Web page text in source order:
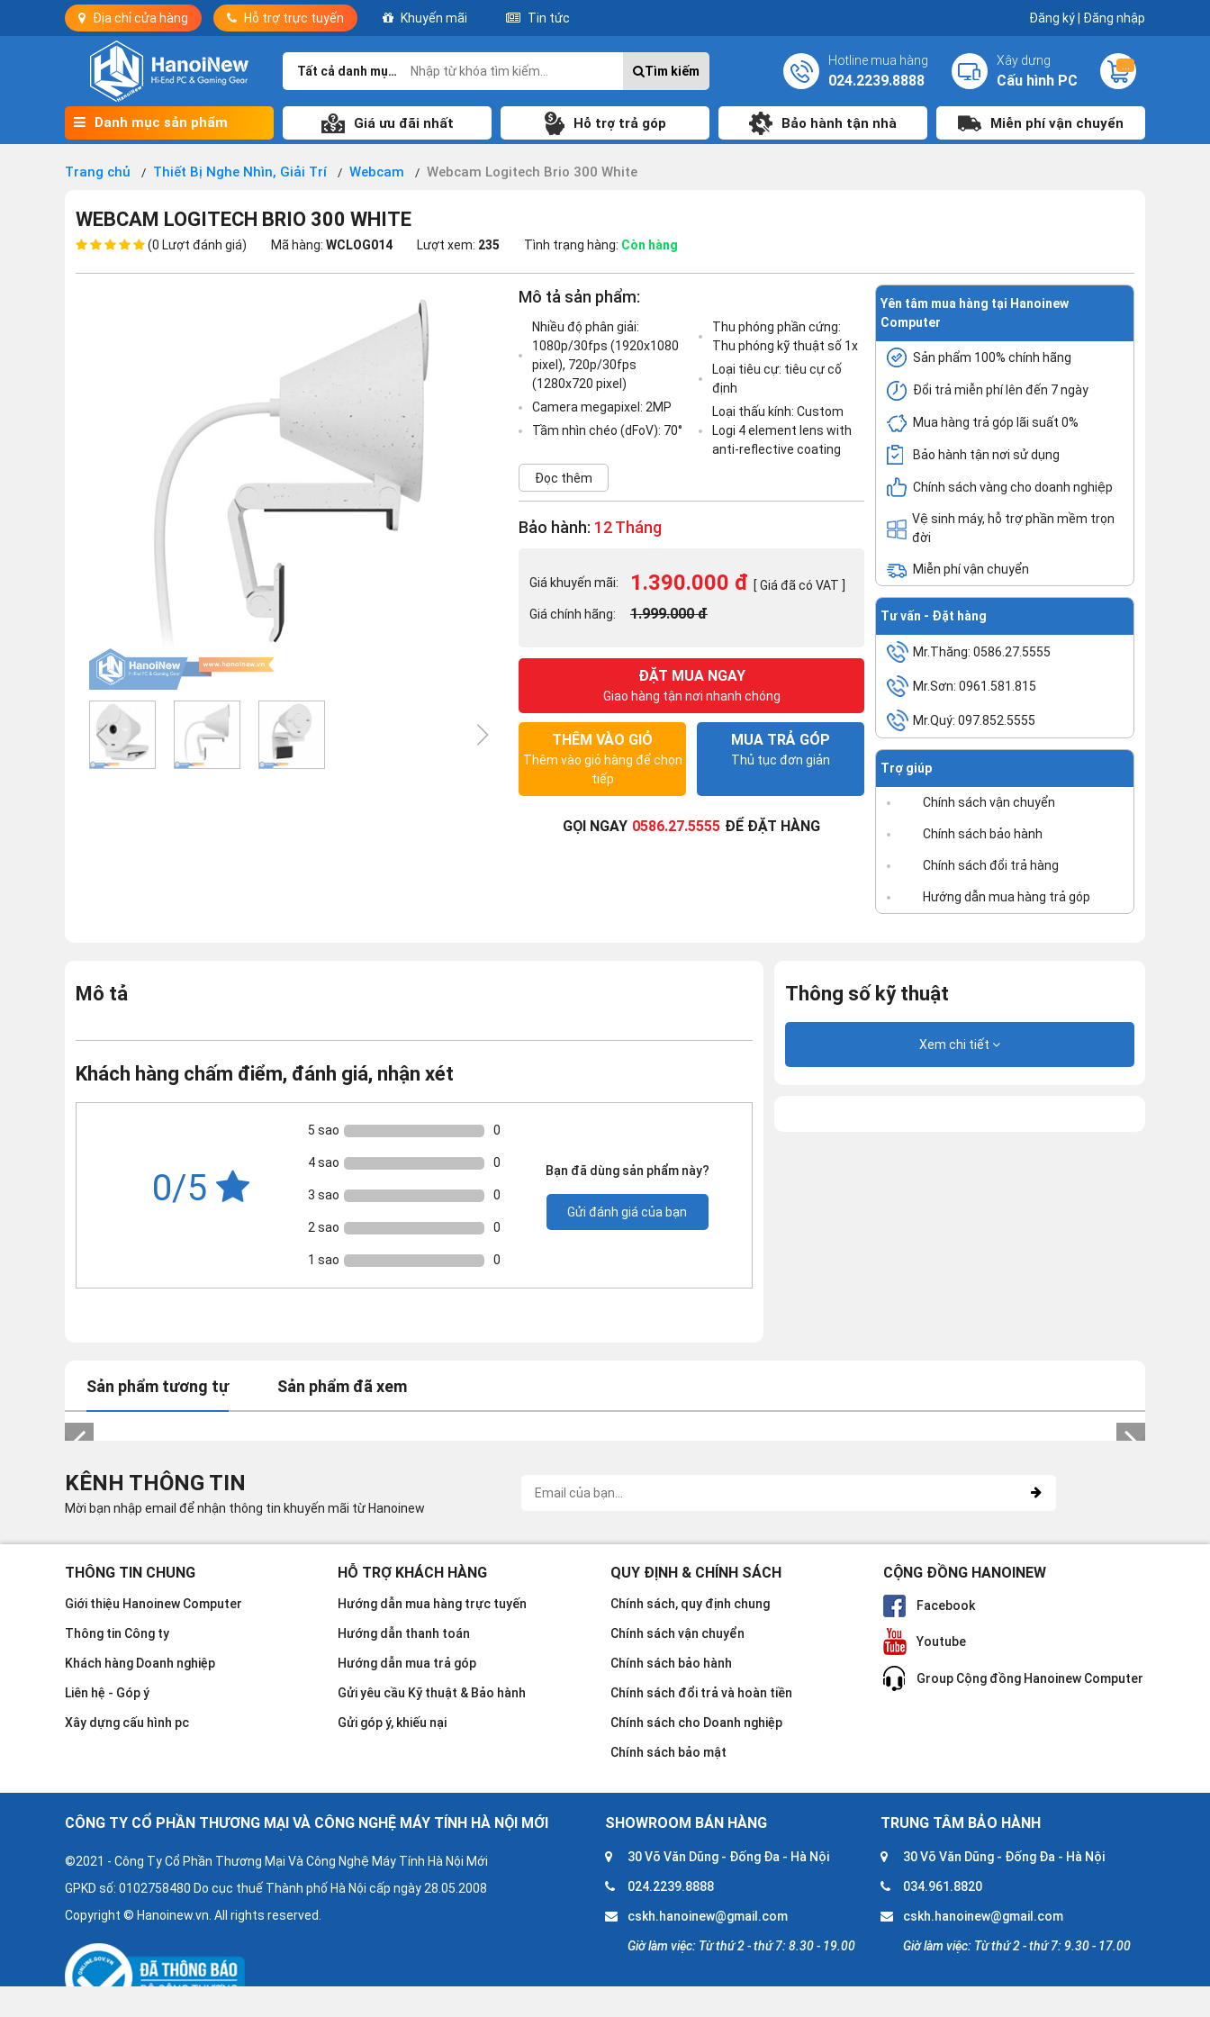
Địa chỉ cửa hàng Hỗ trợ trực tuyến Khuyến mãi Tin tức Đăng ký| Đăng nhập
Tất cả danh mục Tìm kiếm
Hotline mua hàng
024.2239.8888
Xây dựng
Cấu hình PC
Danh mục sản phẩm Giá ưu đãi nhất Hỗ trợ trả góp Bảo hành tận nhà Miễn phí vận chuyển
Trang chủ Thiết Bị Nghe Nhìn, Giải Trí Webcam Webcam Logitech Brio 300 White
WEBCAM LOGITECH BRIO 300 WHITE
(0 Lượt đánh giá) Mã hàng: WCLOG014 Lượt xem: 235 Tình trạng hàng: Còn hàng
Mô tả sản phẩm:
Nhiều độ phân giải:
1080p/30fps (1920x1080
pixel), 720p/30fps
(1280x720 pixel)
Camera megapixel: 2MP
Tầm nhìn chéo (dFoV): 70°
Thu phóng phần cứng:
Thu phóng kỹ thuật số 1x
Loại tiêu cự: tiêu cự cố
định
Loại thấu kính: Custom
Logi 4 element lens with
anti-reflective coating
Đọc thêm
Bảo hành: 12 Tháng
Giá khuyến mãi: 1.390.000 đ [ Giá đã có VAT ]
Giá chính hãng:
1.999.000 đ
ĐẶT MUA NGAY
Giao hàng tận nơi nhanh chóng
THÊM VÀO GIỎ
Thêm vào giỏ hàng để chọn
tiếp
MUA TRẢ GÓP
Thủ tục đơn giản
GỌI NGAY 0586.27.5555 ĐỂ ĐẶT HÀNG
Yên tâm mua hàng tại Hanoinew
Computer
Sản phẩm 100% chính hãng
Đổi trả miễn phí lên đến 7 ngày
Mua hàng trả góp lãi suất 0%
Bảo hành tận nơi sử dụng
Chính sách vàng cho doanh nghiệp
Vệ sinh máy, hỗ trợ phần mềm trọn
đời
Miễn phí vận chuyển
Tư vấn - Đặt hàng
Mr.Thăng: 0586.27.5555
Mr.Sơn: 0961.581.815
Mr.Quý: 097.852.5555
Trợ giúp
Chính sách vận chuyển
Chính sách bảo hành
Chính sách đổi trả hàng
Hướng dẫn mua hàng trả góp
Mô tả
Khách hàng chấm điểm, đánh giá, nhận xét
0/5
5 sao 0
4 sao 0
3 sao 0
2 sao 0
1 sao 0
Bạn đã dùng sản phẩm này?
Gửi đánh giá của bạn
Thông số kỹ thuật
Xem chi tiết
Sản phẩm tương tự Sản phẩm đã xem
KÊNH THÔNG TIN
Mời bạn nhập email để nhận thông tin khuyến mãi từ Hanoinew
THÔNG TIN CHUNG
Giới thiệu Hanoinew Computer
Thông tin Công ty
Khách hàng Doanh nghiệp
Liên hệ - Góp ý
Xây dựng cấu hình pc
HỖ TRỢ KHÁCH HÀNG
Hướng dẫn mua hàng trực tuyến
Hướng dẫn thanh toán
Hướng dẫn mua trả góp
Gửi yêu cầu Kỹ thuật & Bảo hành
Gửi góp ý, khiếu nại
QUY ĐỊNH & CHÍNH SÁCH
Chính sách, quy định chung
Chính sách vận chuyển
Chính sách bảo hành
Chính sách đổi trả và hoàn tiền
Chính sách cho Doanh nghiệp
Chính sách bảo mật
CỘNG ĐỒNG HANOINEW
Facebook
Youtube
Group Cộng đồng Hanoinew Computer
CÔNG TY CỔ PHẦN THƯƠNG MẠI VÀ CÔNG NGHỆ MÁY TÍNH HÀ NỘI MỚI
©2021 - Công Ty Cổ Phần Thương Mại Và Công Nghệ Máy Tính Hà Nội Mới
GPKD số: 0102758480 Do cục thuế Thành phố Hà Nội cấp ngày 28.05.2008
Copyright © Hanoinew.vn. All rights reserved.
SHOWROOM BÁN HÀNG
30 Võ Văn Dũng - Đống Đa - Hà Nội
024.2239.8888
cskh.hanoinew@gmail.com
Giờ làm việc: Từ thứ 2 - thứ 7: 8.30 - 19.00
TRUNG TÂM BẢO HÀNH
30 Võ Văn Dũng - Đống Đa - Hà Nội
034.961.8820
cskh.hanoinew@gmail.com
Giờ làm việc: Từ thứ 2 - thứ 7: 9.30 - 17.00